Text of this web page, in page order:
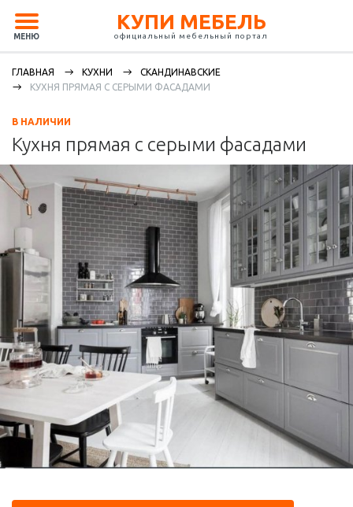
МЕНЮ
КУПИ МЕБЕЛЬ
официальный мебельный портал
ГЛАВНАЯ КУХНИ
СКАНДИНАВСКИЕ
КУХНЯ ПРЯМАЯ С СЕРЫМИ ФАСАДАМИ
В НАЛИЧИИ
Кухня прямая с серыми фасадами